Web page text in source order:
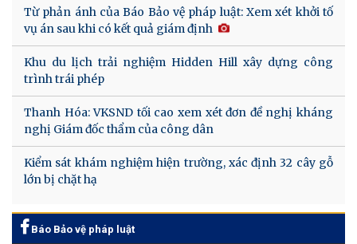
Từ phản ánh của Báo Bảo vệ pháp luật: Xem xét khởi tố
vụ án sau khi có kết quả giám định
Khu du lịch trải nghiệm Hidden Hill xây dựng công
trình trái phép
Thanh Hóa: VKSND tối cao xem xét đơn đề nghị kháng
nghị Giám đốc thẩm của công dân
Kiểm sát khám nghiệm hiện trường, xác định 32 cây gỗ
lớn bị chặt hạ
Báo Bảo vệ pháp luật